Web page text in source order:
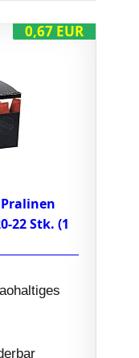
0,67 EUR
22 Stk. (1